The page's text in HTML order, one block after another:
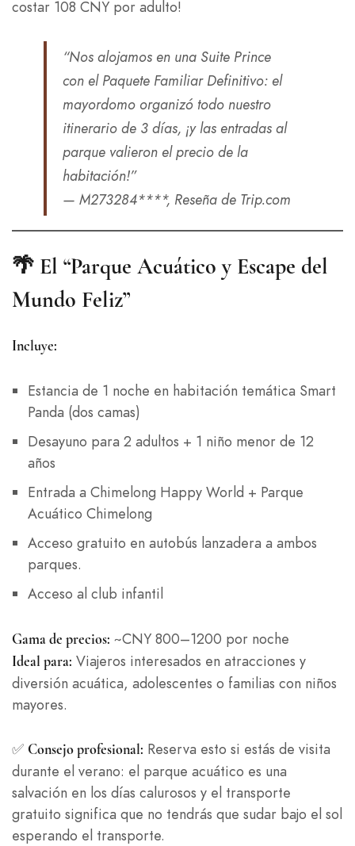
costar 108 CNY por adulto!
“Nos alojamos en una Suite Prince
con el Paquete Familiar Definitivo: el
mayordomo organizó todo nuestro
itinerario de 3 días, ¡y las entradas al
parque valieron el precio de la
habitación!”
— M273284****, Reseña de Trip.com
🌴 El “Parque Acuático y Escape del
Mundo Feliz”
Incluye:
Estancia de 1 noche en habitación temática Smart
Panda (dos camas)
Desayuno para 2 adultos + 1 niño menor de 12
años
Entrada a Chimelong Happy World + Parque
Acuático Chimelong
Acceso gratuito en autobús lanzadera a ambos
parques.
Acceso al club infantil
Gama de precios: ~CNY 800–1200 por noche
Ideal para: Viajeros interesados en atracciones y
diversión acuática, adolescentes o familias con niños
mayores.
✅ Consejo profesional: Reserva esto si estás de visita
durante el verano: el parque acuático es una
salvación en los días calurosos y el transporte
gratuito significa que no tendrás que sudar bajo el sol
esperando el transporte.